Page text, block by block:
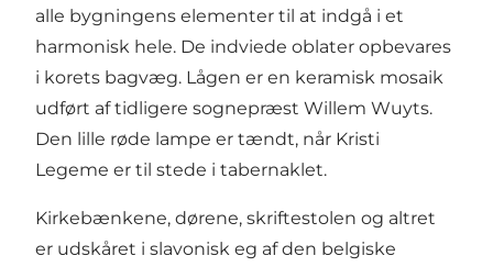
alle bygningens elementer til at indgå i et
harmonisk hele. De indviede oblater opbevares
i korets bagvæg. Lågen er en keramisk mosaik
udført af tidligere sognepræst Willem Wuyts.
Den lille røde lampe er tændt, når Kristi
Legeme er til stede i tabernaklet.
Kirkebænkene, dørene, skriftestolen og altret
er udskåret i slavonisk eg af den belgiske